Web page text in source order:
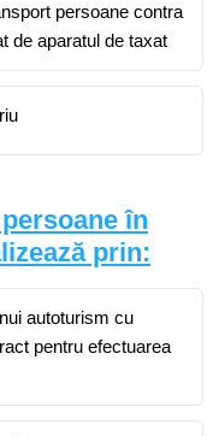
persoane contra
de aparatul de taxat
în
prin:
autoturism cu
pentru efectuarea